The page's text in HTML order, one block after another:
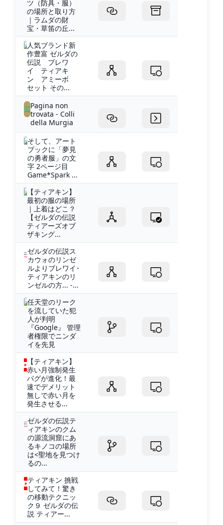
ツ（防具・服）
の場所と取り方
｜ラムダの財
宝・草笛の丘...
人気ブランド新
作豊富 ゼルダの
伝説 ブレワ
イ ティアキ
ン アミーボ
セット その...
Pagina non
trovata - Colli
della Murgia
そして、アート
ブックに「夢見
の勇者服」の文
字 2ページ目
Game*Spark ...
【ティアキン】
最初の服の場所
｜上着はどこ？
【ゼルダの伝説
ティアーズオブ
ザキング...
ゼルダの伝説ス
カウォのリンゼ
ルよりブレワイ･
ティアキンのリ
ンゼルの方... -...
任天堂のリーク
を流していた犯
人が判明
『Google』 管理
者権限でニンダ
イを先見
【ティアキン】
赤い月強制発生
バグが進化！最
速でデメリット
無しで赤い月を
発生させる...
ゼルダの伝説テ
ィアキンのクム
の源流洞窟にあ
るキノコの場所
は<聖地を見つけ
るの...
ティアキン 挑戦
してみて！驚き
の移動テクニッ
ク９ ゼルダの伝
説 ティアー...